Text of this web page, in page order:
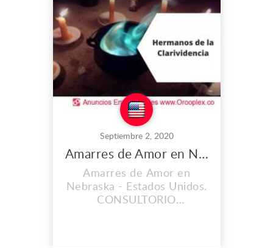
Comunícate Ahora a este
tu centro espiritual Oasis
de Amor. Soluciona tus
Relaciones...
Septiembre 2, 2020
Amarres de Amor en Nebraska
Amarres de Amor en
Nebraska - Estados Unidos.
CONSULTORIO